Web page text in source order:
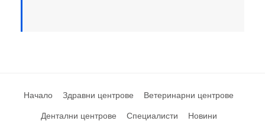
Начало Здравни центрове Ветеринарни центрове
Дентални центрове Специалисти Новини